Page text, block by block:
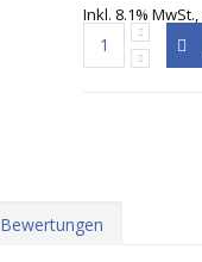
Inkl. 8.1% MwSt.
Bewertungen